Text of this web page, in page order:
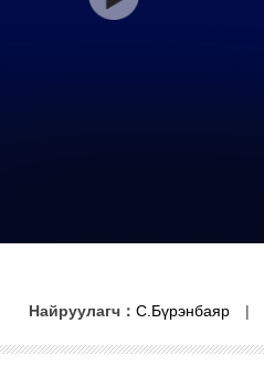
Найруулагч： С.Бүрэнбаяр |